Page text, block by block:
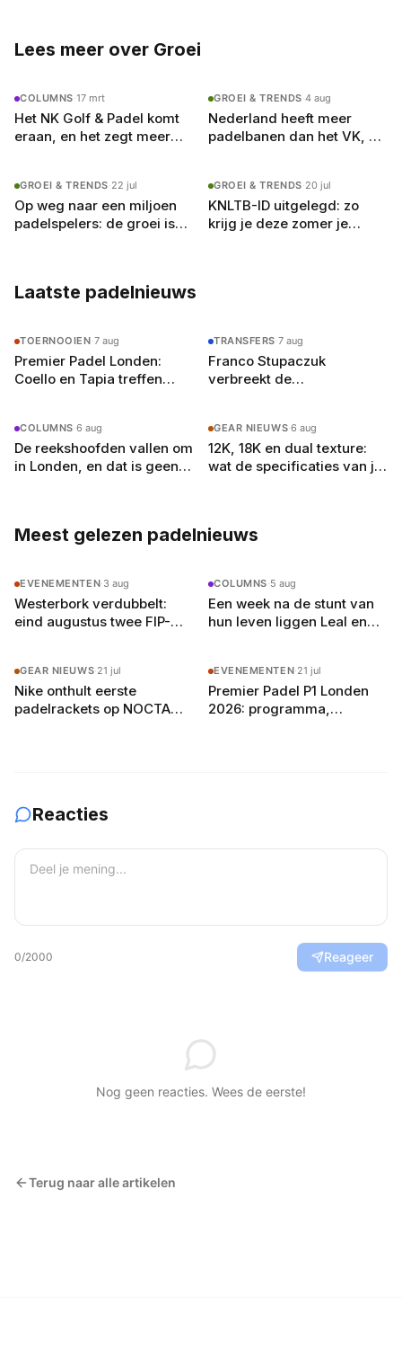
Lees meer over Groei
COLUMNS·17 mrt
Het NK Golf & Padel komt
eraan, en het zegt meer
GROEI & TRENDS·4 aug
Nederland heeft meer
padelbanen dan het VK, en
GROEI & TRENDS·22 jul
Op weg naar een miljoen
padelspelers: de groei is
GROEI & TRENDS·20 jul
KNLTB-ID uitgelegd: zo
krijg je deze zomer je
Laatste padelnieuws
TOERNOOIEN·7 aug
Premier Padel Londen:
Coello en Tapia treffen
TRANSFERS·7 aug
Franco Stupaczuk
verbreekt de
COLUMNS·6 aug
De reekshoofden vallen om
in Londen, en dat is geen
GEAR NIEUWS·6 aug
12K, 18K en dual texture:
wat de specificaties van je
Meest gelezen padelnieuws
EVENEMENTEN·3 aug
Westerbork verdubbelt:
eind augustus twee FIP-
COLUMNS·5 aug
Een week na de stunt van
hun leven liggen Leal en
GEAR NIEUWS·21 jul
Nike onthult eerste
padelrackets op NOCTA
EVENEMENTEN·21 jul
Premier Padel P1 Londen
2026: programma,
Reacties
0/2000 Reageer
Nog geen reacties. Wees de eerste!
Terug naar alle artikelen